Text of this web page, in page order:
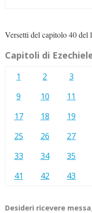
Versetti del capitolo 40
Capitoli di
1 2 3
9
10 11
17
18 19
25
26 27
33
34 35
41 42 43
Desideri ricevere